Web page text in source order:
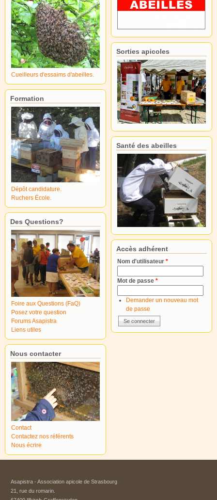
Cueilleurs d'essaims d'abeilles.
Formation
Dépôt candidature.
Ruchers École.
Des Questions?
Foire aux Questions (FaQ)
Posez votre question
Forums Asapistra
Liens utiles
Nous contacter
Contact
Contactez nos référents
Nous écrire
Sorties apicoles
Santé des abeilles
Accès adhérent
Nom d'utilisateur *
Mot de passe *
Demander un nouveau mot
de passe
Asapistra - Association apicole de Strasbourg​
21, rue du romarin.